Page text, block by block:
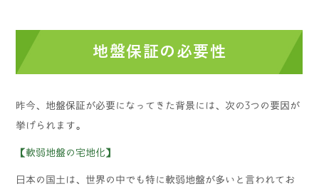
地盤保証の必要性
昨今、地盤保証が必要になってきた背景には、次の3つの要因が
挙げられます。
【軟弱地盤の宅地化】
日本の国土は、世界の中でも特に軟弱地盤が多いと言われてお